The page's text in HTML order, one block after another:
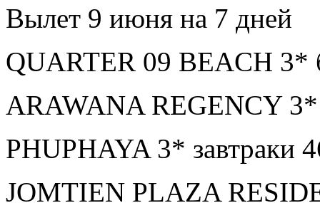
Вылет 9 июня на 7 дней
QUARTER 09 BEACH 3*
ARAWANA REGENCY 3*
PHUPHAYA 3* завтраки
JOMTIEN PLAZA